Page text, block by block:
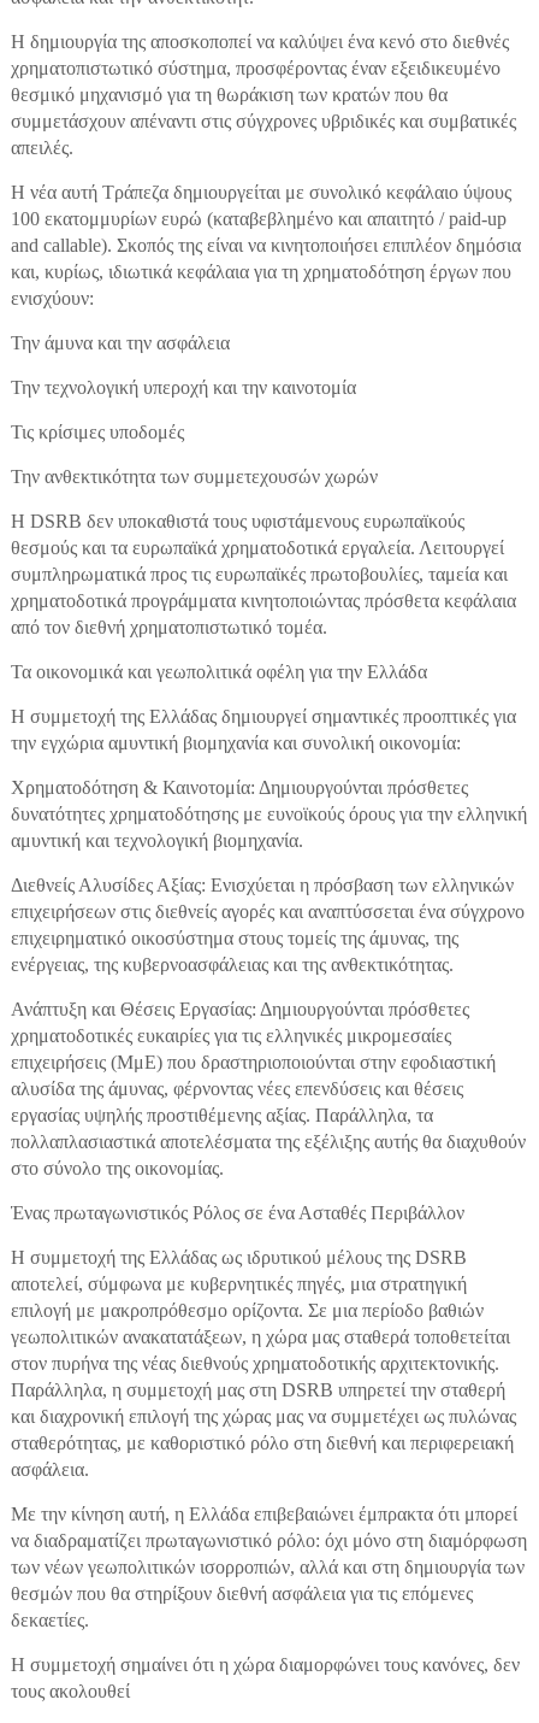
Η δημιουργία της αποσκοποπεί να καλύψει ένα κενό στο διεθνές
χρηματοπιστωτικό σύστημα, προσφέροντας έναν εξειδικευμένο
θεσμικό μηχανισμό για τη θωράκιση των κρατών που θα
συμμετάσχουν απέναντι στις σύγχρονες υβριδικές και συμβατικές
απειλές.
Η νέα αυτή Τράπεζα δημιουργείται με συνολικό κεφάλαιο ύψους
100 εκατομμυρίων ευρώ (καταβεβλημένο και απαιτητό / paid-up
and callable). Σκοπός της είναι να κινητοποιήσει επιπλέον δημόσια
και, κυρίως, ιδιωτικά κεφάλαια για τη χρηματοδότηση έργων που
ενισχύουν:
Την άμυνα και την ασφάλεια
Την τεχνολογική υπεροχή και την καινοτομία
Τις κρίσιμες υποδομές
Την ανθεκτικότητα των συμμετεχουσών χωρών
Η DSRB δεν υποκαθιστά τους υφιστάμενους ευρωπαϊκούς
θεσμούς και τα ευρωπαϊκά χρηματοδοτικά εργαλεία. Λειτουργεί
συμπληρωματικά προς τις ευρωπαϊκές πρωτοβουλίες, ταμεία και
χρηματοδοτικά προγράμματα κινητοποιώντας πρόσθετα κεφάλαια
από τον διεθνή χρηματοπιστωτικό τομέα.
Τα οικονομικά και γεωπολιτικά οφέλη για την Ελλάδα
Η συμμετοχή της Ελλάδας δημιουργεί σημαντικές προοπτικές για
την εγχώρια αμυντική βιομηχανία και συνολική οικονομία:
Χρηματοδότηση & Καινοτομία: Δημιουργούνται πρόσθετες
δυνατότητες χρηματοδότησης με ευνοϊκούς όρους για την ελληνική
αμυντική και τεχνολογική βιομηχανία.
Διεθνείς Αλυσίδες Αξίας: Ενισχύεται η πρόσβαση των ελληνικών
επιχειρήσεων στις διεθνείς αγορές και αναπτύσσεται ένα σύγχρονο
επιχειρηματικό οικοσύστημα στους τομείς της άμυνας, της
ενέργειας, της κυβερνοασφάλειας και της ανθεκτικότητας.
Ανάπτυξη και Θέσεις Εργασίας: Δημιουργούνται πρόσθετες
χρηματοδοτικές ευκαιρίες για τις ελληνικές μικρομεσαίες
επιχειρήσεις (ΜμΕ) που δραστηριοποιούνται στην εφοδιαστική
αλυσίδα της άμυνας, φέρνοντας νέες επενδύσεις και θέσεις
εργασίας υψηλής προστιθέμενης αξίας. Παράλληλα, τα
πολλαπλασιαστικά αποτελέσματα της εξέλιξης αυτής θα διαχυθούν
στο σύνολο της οικονομίας.
Ένας πρωταγωνιστικός Ρόλος σε ένα Ασταθές Περιβάλλον
Η συμμετοχή της Ελλάδας ως ιδρυτικού μέλους της DSRB
αποτελεί, σύμφωνα με κυβερνητικές πηγές, μια στρατηγική
επιλογή με μακροπρόθεσμο ορίζοντα. Σε μια περίοδο βαθιών
γεωπολιτικών ανακατατάξεων, η χώρα μας σταθερά τοποθετείται
στον πυρήνα της νέας διεθνούς χρηματοδοτικής αρχιτεκτονικής.
Παράλληλα, η συμμετοχή μας στη DSRB υπηρετεί την σταθερή
και διαχρονική επιλογή της χώρας μας να συμμετέχει ως πυλώνας
σταθερότητας, με καθοριστικό ρόλο στη διεθνή και περιφερειακή
ασφάλεια.
Με την κίνηση αυτή, η Ελλάδα επιβεβαιώνει έμπρακτα ότι μπορεί
να διαδραματίζει πρωταγωνιστικό ρόλο: όχι μόνο στη διαμόρφωση
των νέων γεωπολιτικών ισορροπιών, αλλά και στη δημιουργία των
θεσμών που θα στηρίξουν διεθνή ασφάλεια για τις επόμενες
δεκαετίες.
Η συμμετοχή σημαίνει ότι η χώρα διαμορφώνει τους κανόνες, δεν
τους ακολουθεί